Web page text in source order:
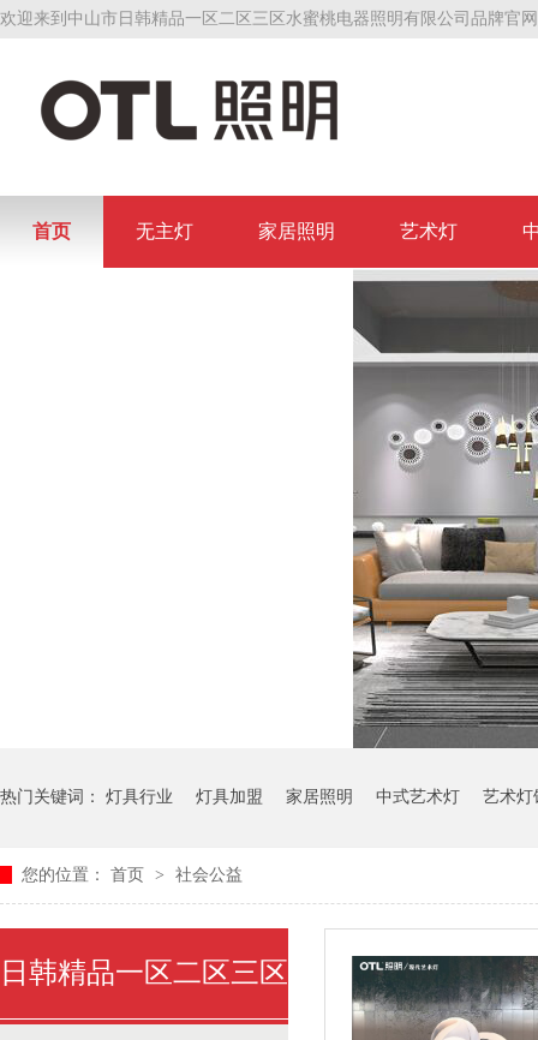
欢迎来到中山市日韩精品一区二区三区水蜜桃电器照明有限公司品牌官
首页 无主灯 家居照明 艺术灯
热门关键词： 灯具行业 灯具加盟 家居照明 中式艺术灯 艺术灯
您的位置： 首页 > 社会公益
日韩精品一区二区三区